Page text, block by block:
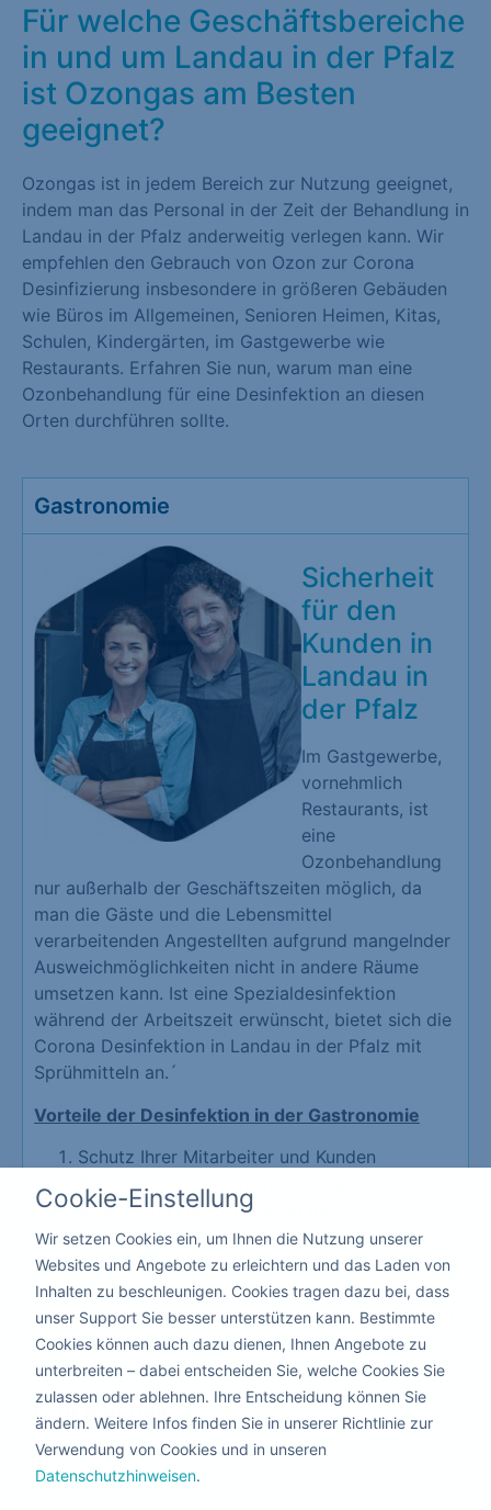
Für welche Geschäftsbereiche
in und um Landau in der Pfalz
ist Ozongas am Besten
geeignet?
Ozongas ist in jedem Bereich zur Nutzung geeignet,
indem man das Personal in der Zeit der Behandlung in
Landau in der Pfalz anderweitig verlegen kann. Wir
empfehlen den Gebrauch von Ozon zur Corona
Desinfizierung insbesondere in größeren Gebäuden
wie Büros im Allgemeinen, Senioren Heimen, Kitas,
Schulen, Kindergärten, im Gastgewerbe wie
Restaurants. Erfahren Sie nun, warum man eine
Ozonbehandlung für eine Desinfektion an diesen
Orten durchführen sollte.
Gastronomie
Sicherheit
für den
Kunden in
Landau in
der Pfalz
Im Gastgewerbe,
vornehmlich
Restaurants, ist
eine
Ozonbehandlung
nur außerhalb der Geschäftszeiten möglich, da
man die Gäste und die Lebensmittel
verarbeitenden Angestellten aufgrund mangelnder
Ausweichmöglichkeiten nicht in andere Räume
umsetzen kann. Ist eine Spezialdesinfektion
während der Arbeitszeit erwünscht, bietet sich die
Corona Desinfektion in Landau in der Pfalz mit
Sprühmitteln an.´
Vorteile der Desinfektion in der Gastronomie
Schutz Ihrer Mitarbeiter und Kunden
Schützt vor der Schließung Ihrer
Gastronomie
Da hier niemand die Räumlichkeiten verlassen
muss, kann die Corona Desinfizierung mit
giftfreien flüssigen Produkten nebenbei ausgeführt
werden.
Kita & Schule
Cookie-Einstellung
Wir setzen Cookies ein, um Ihnen die Nutzung unserer
Websites und Angebote zu erleichtern und das Laden von
Inhalten zu beschleunigen. Cookies tragen dazu bei, dass
unser Support Sie besser unterstützen kann. Bestimmte
Cookies können auch dazu dienen, Ihnen Angebote zu
unterbreiten – dabei entscheiden Sie, welche Cookies Sie
zulassen oder ablehnen. Ihre Entscheidung können Sie
ändern. Weitere Infos finden Sie in unserer Richtlinie zur
Verwendung von Cookies und in unseren
Datenschutzhinweisen.